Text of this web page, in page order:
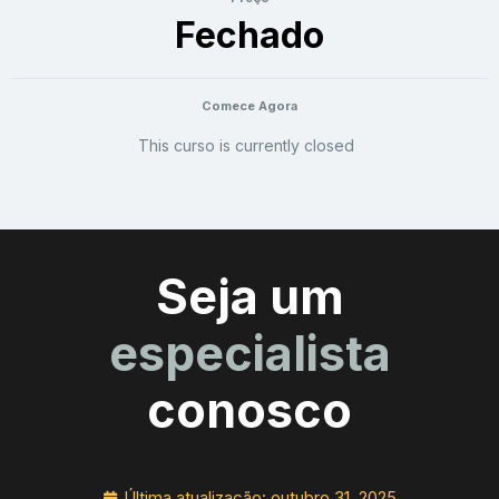
Fechado
Comece Agora
This curso is currently closed
Seja um
especialista
conosco